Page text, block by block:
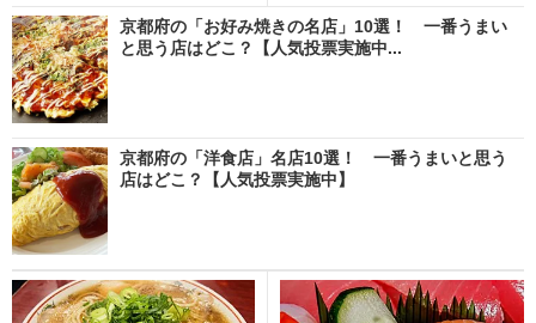
京都府の「お好み焼きの名店」10選！ 一番うまい
と思う店はどこ？【人気投票実施中...
京都府の「洋食店」名店10選！ 一番うまいと思う
店はどこ？【人気投票実施中】